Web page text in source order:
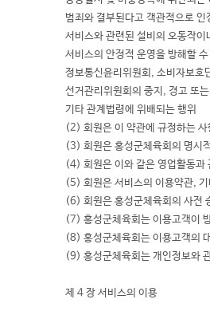
범죄와 결부된다고 객관적으로 인
서비스와 관련된 설비의 오동작
서비스의 안정적 운영을 방해할
정보통신윤리위원회, 소비자보호
선거관리위원회의 중지, 경고 또
기타 관계법령에 위배되는 행위
(2) 회원은 이 약관에 규정하는
(3) 회원은 홍성군체육회의 명시
(4) 회원은 이와 같은 영업활동과
(5) 회원은 서비스의 이용약관,
(6) 회원은 홍성군체육회의 사전
(7) 홍성군체육회는 이용고객이
(8) 홍성군체육회는 이용고객의
(9) 홍성군체육회는 개인정보와
제 4 장 서비스의 이용